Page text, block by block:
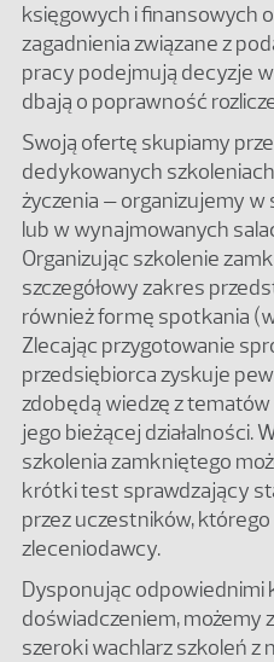
księgowych i finansowych
zagadnienia związane z
pracy podejmują decyzje
dbają o poprawność
Swoją ofertę skupiamy
dedykowanych
życzenia – organizujemy
lub w wynajmowanych
Organizując szkolenie
szczegółowy zakres
również formę spotkania
Zlecając przygotowanie
przedsiębiorca zyskuje
zdobędą wiedzę z
jego bieżącej działalności.
szkolenia zamkniętego
krótki test sprawdzający
przez uczestników,
zleceniodawcy.
Dysponując odpowiednimi
doświadczeniem, możemy
szeroki wachlarz szkoleń